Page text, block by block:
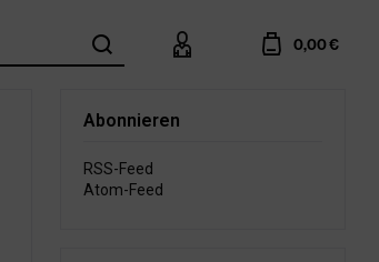
search account cart 0,00 €
Abonnieren
RSS-Feed
Atom-Feed